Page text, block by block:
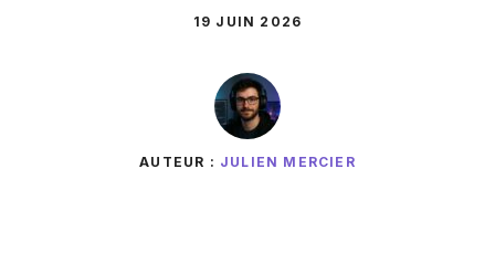
19 JUIN 2026
AUTEUR : JULIEN MERCIER